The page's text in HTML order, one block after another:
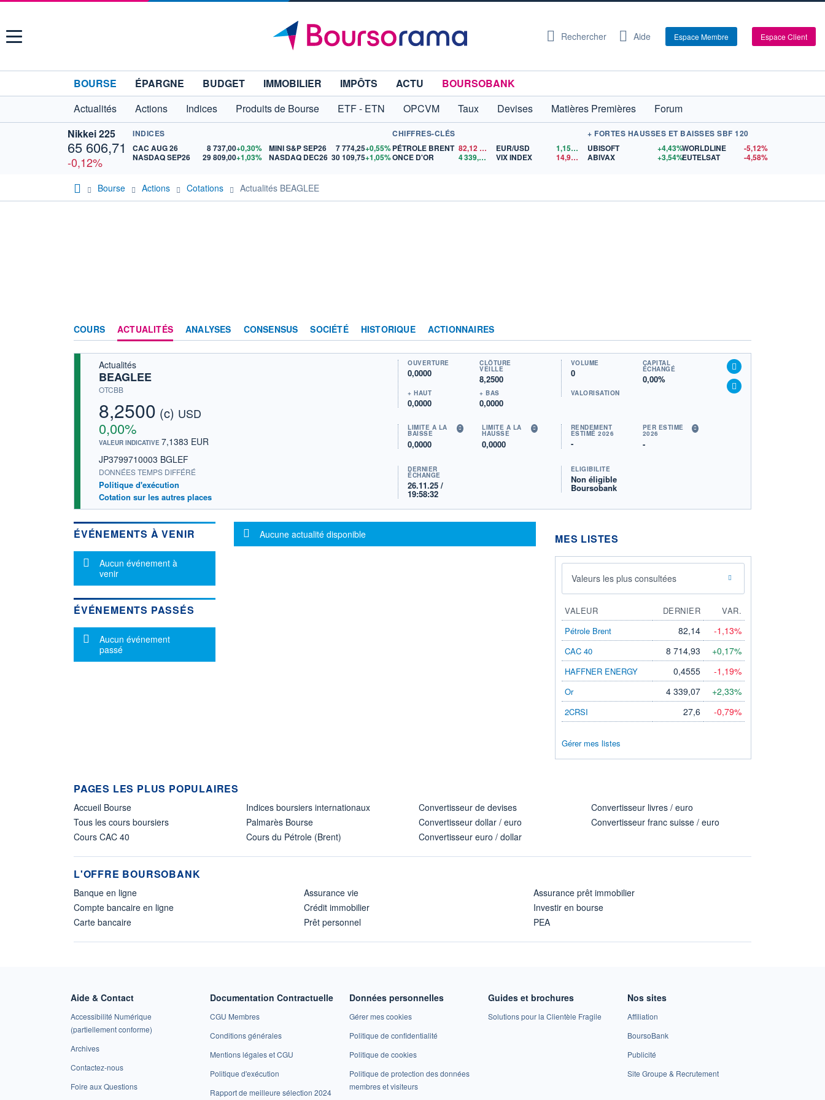
Menu Rechercher Aide Espace Membre Espace Client
BOURSE ÉPARGNE BUDGET IMMOBILIER IMPÔTS ACTU
BOURSOBANK
Actualités
Actions Indices Produits de Bourse ETF - ETN OPCVM Taux Devises Matières Premières
Forum
Nikkei 225
65 606,71
-0,12%
INDICES
CAC AUG 26
8 737,00+0,30%
NASDAQ SEP26
29 809,00+1,03%
MINI S&P SEP26 7 774,25+0,55%
NASDAQ DEC26 30 109,75+1,05%
CHIFFRES-CLÉS
PÉTROLE BRENT 82,12
ONCE D'OR
4 339,07 $US
EUR/USD 1,1558
$US
VIX INDEX
14,90$US
+ FORTES HAUSSES ET BAISSES SBF 120
UBISOFT
+4,43%
ABIVAX
+3,54%
WORLDLINE
-5,12%
EUTELSAT
-4,58%
Bourse Actions Cotations Actualités BEAGLEE
COURS ACTUALITÉS ANALYSES CONSENSUS SOCIÉTÉ HISTORIQUE ACTIONNAIRES
Actualités
BEAGLEE
OTCBB
8,2500 (c) USD
0,00%
VALEUR INDICATIVE 7,1383 EUR
JP3799710003 BGLEF
DONNÉES TEMPS DIFFÉRÉ
Politique d'exécution
Cotation sur les autres places
OUVERTURE
0,0000
CLÔTURE
VEILLE
8,2500
+ HAUT
0,0000
+ BAS
0,0000
VOLUME
0
CAPITAL
ÉCHANGÉ
0,00%
VALORISATION
LIMITE À LA
BAISSE
0,0000
LIMITE À LA
HAUSSE
0,0000
RENDEMENT
ESTIMÉ 2026
-
PER ESTIMÉ
2026
-
DERNIER
ÉCHANGE
26.11.25 /
19:58:32
ÉLIGIBILITÉ
Non éligible
Boursobank
ÉVÉNEMENTS À VENIR
Message d'information
Aucun événement à
venir
ÉVÉNEMENTS PASSÉS
Message d'information
Aucun événement
passé
Message d'information
Aucune actualité disponible MES LISTES
Valeurs les plus consultées
VALEUR DERNIER
VAR.
Pétrole Brent
82,14 -1,13%
CAC 40 8 714,93 +0,17%
HAFFNER ENERGY 0,4555 -1,19%
Or 4 339,07 +2,33%
2CRSI 27,6 -0,79%
Gérer mes listes
PAGES LES PLUS POPULAIRES
Accueil Bourse
Tous les cours boursiers
Cours CAC 40
Indices boursiers internationaux
Palmarès Bourse
Cours du Pétrole (Brent)
Convertisseur de devises
Convertisseur dollar / euro
Convertisseur euro / dollar
Convertisseur livres / euro
Convertisseur franc suisse / euro
L'OFFRE BOURSOBANK
Banque en ligne
Compte bancaire en ligne
Carte bancaire
Assurance vie
Crédit immobilier
Prêt personnel
Assurance prêt immobilier
Investir en bourse
PEA
Aide & Contact
Accessibilité Numérique
(partiellement conforme)
Archives
Contactez-nous
Foire aux Questions
Documentation Contractuelle
CGU Membres
Conditions générales
Mentions légales et CGU
Politique d'exécution
Rapport de meilleure sélection 2024
Données personnelles
Gérer mes cookies
Politique de confidentialité
Politique de cookies
Politique de protection des données
membres et visiteurs
Guides et brochures
Solutions pour la Clientèle Fragile
Nos sites
Affiliation
BoursoBank
Publicité
Site Groupe & Recrutement